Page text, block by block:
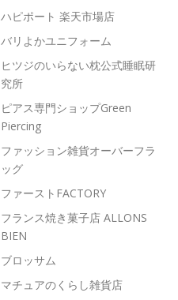
ハピポート 楽天市場店
バリよかユニフォーム
ヒツジのいらない枕公式睡眠研
究所
ピアス専門ショップGreen
Piercing
ファッション雑貨オーバーフラ
ッグ
ファーストFACTORY
フランス焼き菓子店 ALLONS
BIEN
ブロッサム
マチュアのくらし雑貨店